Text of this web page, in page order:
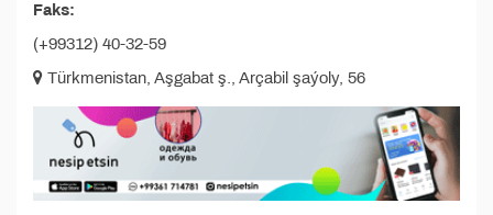
Faks:
(+99312) 40-32-59
Türkmenistan, Aşgabat ş., Arçabil şaýoly, 56